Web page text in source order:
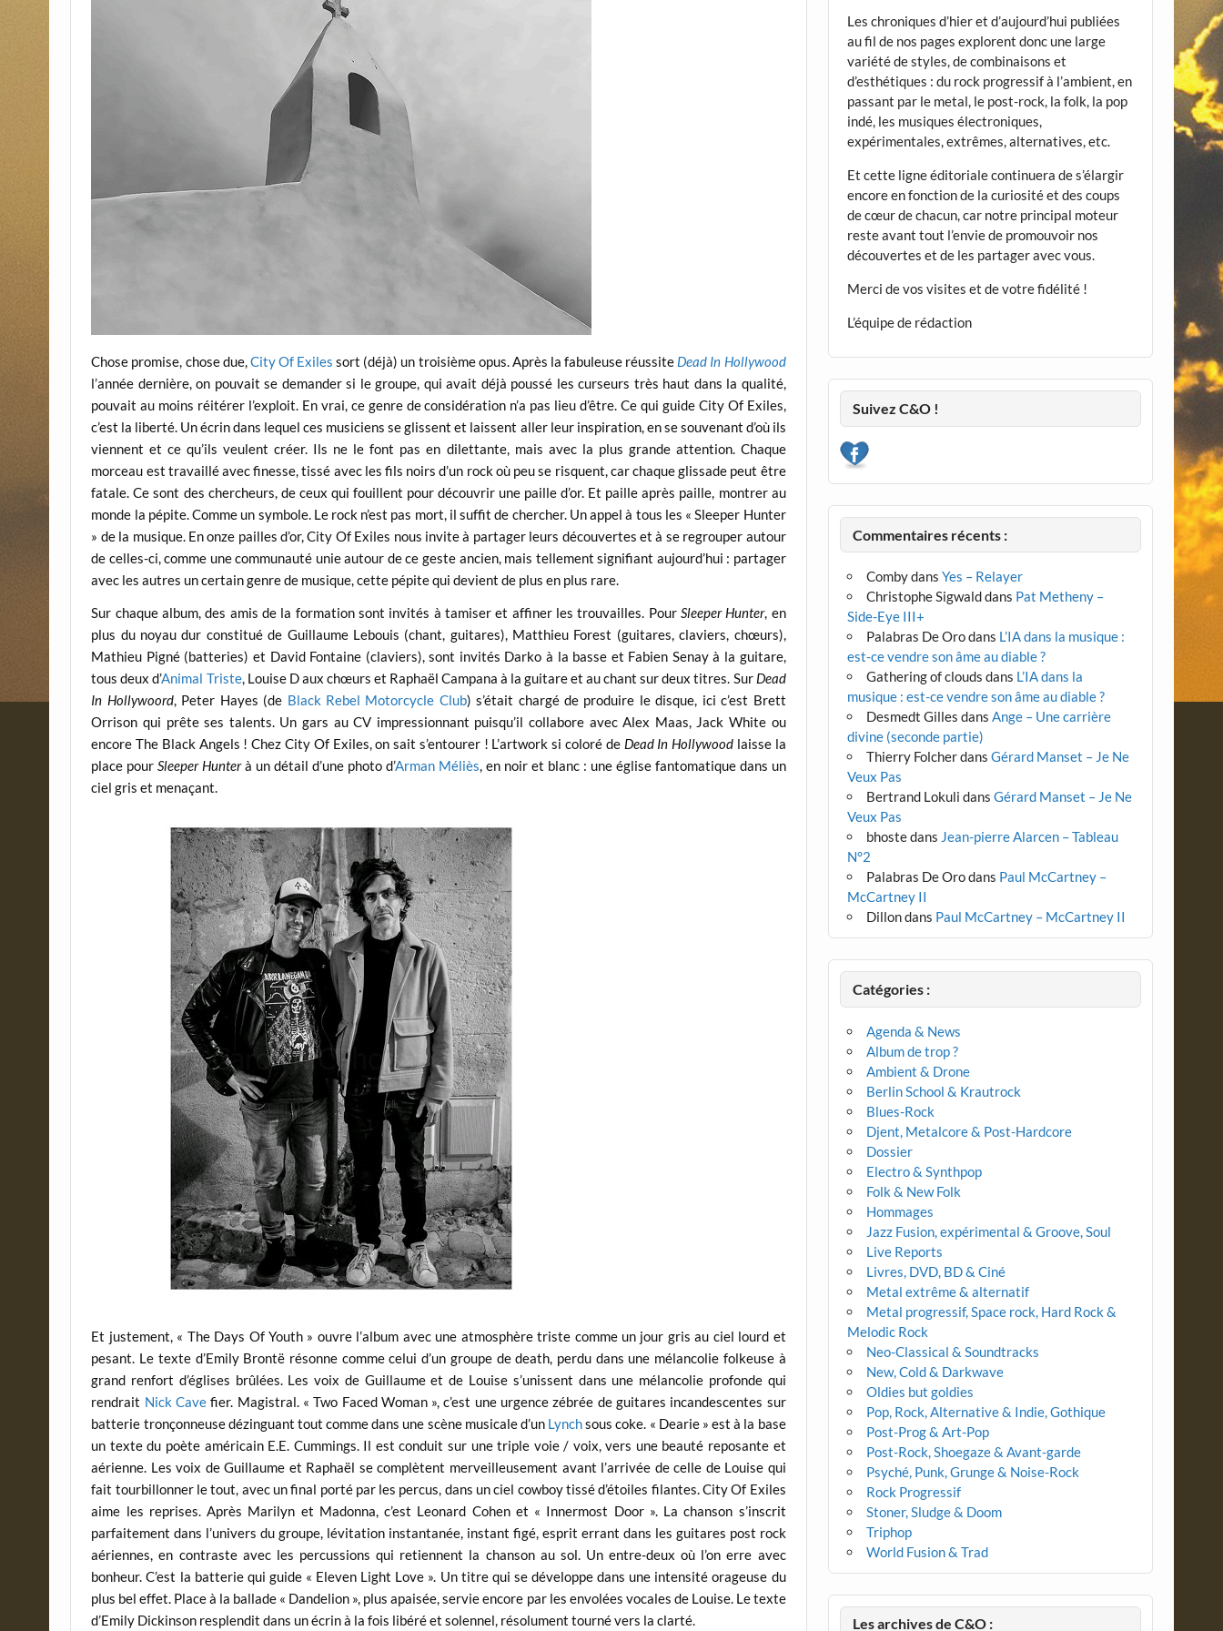
Chose promise, chose due,City Of Exiles sort (déjà) un troisième opus. Après la fabuleuse réussite Dead In Hollywood
l’année dernière, on pouvait se demander si le groupe, qui avait déjà poussé les curseurs très haut dans la qualité,
pouvait au moins réitérer l’exploit. En vrai, ce genre de considération n’a pas lieu d’être. Ce qui guide City Of Exiles,
c’est la liberté. Un écrin dans lequel ces musiciens se glissent et laissent aller leur inspiration, en se souvenant d’où ils
viennent et ce qu’ils veulent créer. Ils ne le font pas en dilettante, mais avec la plus grande attention. Chaque
morceau est travaillé avec finesse, tissé avec les fils noirs d’un rock où peu se risquent, car chaque glissade peut être
fatale. Ce sont des chercheurs, de ceux qui fouillent pour découvrir une paille d’or. Et paille après paille, montrer au
monde la pépite. Comme un symbole. Le rock n’est pas mort, il suffit de chercher. Un appel à tous les « Sleeper Hunter
» de la musique. En onze pailles d’or, City Of Exiles nous invite à partager leurs découvertes et à se regrouper autour
de celles-ci, comme une communauté unie autour de ce geste ancien, mais tellement signifiant aujourd’hui : partager
avec les autres un certain genre de musique, cette pépite qui devient de plus en plus rare.
Sur chaque album, des amis de la formation sont invités à tamiser et affiner les trouvailles. Pour Sleeper Hunter, en
plus du noyau dur constitué de Guillaume Lebouis (chant, guitares), Matthieu Forest (guitares, claviers, chœurs),
Mathieu Pigné (batteries) et David Fontaine (claviers), sont invités Darko à la basse et Fabien Senay à la guitare,
tous deux d’Animal Triste, Louise D aux chœurs et Raphaël Campana à la guitare et au chant sur deux titres. Sur Dead
In Hollywoord, Peter Hayes (de Black Rebel Motorcycle Club) s’était chargé de produire le disque, ici c’est Brett
Orrison qui prête ses talents. Un gars au CV impressionnant puisqu’il collabore avec Alex Maas, Jack White ou
encore The Black Angels ! Chez City Of Exiles, on sait s’entourer ! L’artwork si coloré de Dead In Hollywood laisse la
place pourSleeper Hunterà un détail d’une photo d’Arman Méliès, en noir et blanc : une église fantomatique dans un
ciel gris et menaçant.
Et justement, « The Days Of Youth » ouvre l’album avec une atmosphère triste comme un jour gris au ciel lourd et
pesant. Le texte d’Emily Brontë résonne comme celui d’un groupe de death, perdu dans une mélancolie folkeuse à
grand renfort d’églises brûlées. Les voix de Guillaume et de Louise s’unissent dans une mélancolie profonde qui
rendrait Nick Cavefier. Magistral. « Two Faced Woman », c’est une urgence zébrée de guitares incandescentes sur
batterie tronçonneuse dézinguant tout comme dans une scène musicale d’un Lynchsous coke. « Dearie » est à la base
un texte du poète américain E.E. Cummings. Il est conduit sur une triple voie / voix, vers une beauté reposante et
aérienne. Les voix de Guillaume et Raphaël se complètent merveilleusement avant l’arrivée de celle de Louise qui
fait tourbillonner le tout, avec un final porté par les percus, dans un ciel cowboy tissé d’étoiles filantes. City Of Exiles
aime les reprises. Après Marilyn et Madonna, c’est Leonard Cohen et « Innermost Door ». La chanson s’inscrit
parfaitement dans l’univers du groupe, lévitation instantanée, instant figé, esprit errant dans les guitares post rock
aériennes, en contraste avec les percussions qui retiennent la chanson au sol. Un entre-deux où l’on erre avec
bonheur. C’est la batterie qui guide « Eleven Light Love ». Un titre qui se développe dans une intensité orageuse du
plus bel effet. Place à la ballade « Dandelion », plus apaisée, servie encore par les envolées vocales de Louise. Le texte
d’Emily Dickinson resplendit dans un écrin à la fois libéré et solennel, résolument tourné vers la clarté.
Les chroniques d’hier et d’aujourd’hui publiées
au fil de nos pages explorent donc une large
variété de styles, de combinaisons et
d’esthétiques : du rock progressif à l’ambient, en
passant par le metal, le post-rock, la folk, la pop
indé, les musiques électroniques,
expérimentales, extrêmes, alternatives, etc.
Et cette ligne éditoriale continuera de s’élargir
encore en fonction de la curiosité et des coups
de cœur de chacun, car notre principal moteur
reste avant tout l’envie de promouvoir nos
découvertes et de les partager avec vous.
Merci de vos visites et de votre fidélité !
L’équipe de rédaction
Suivez C&O !
Commentaires récents :
CombydansYes – Relayer
Christophe Sigwalddans Pat Metheny –
Side-Eye III+
Palabras De Orodans L’IA dans la musique :
est-ce vendre son âme au diable ?
Gathering of clouds dans L’IA dans la
musique : est-ce vendre son âme au diable ?
Desmedt Gilles dansAnge – Une carrière
divine (seconde partie)
Thierry FolcherdansGérard Manset – Je Ne
Veux Pas
Bertrand Lokuli dansGérard Manset – Je Ne
Veux Pas
bhostedans Jean-pierre Alarcen – Tableau
N°2
Palabras De Orodans Paul McCartney –
McCartney II
Dillondans Paul McCartney – McCartney II
Catégories :
Agenda & News
Album de trop ?
Ambient & Drone
Berlin School & Krautrock
Blues-Rock
Djent, Metalcore & Post-Hardcore
Dossier
Electro & Synthpop
Folk & New Folk
Hommages
Jazz Fusion, expérimental & Groove, Soul
Live Reports
Livres, DVD, BD & Ciné
Metal extrême & alternatif
Metal progressif, Space rock, Hard Rock &
Melodic Rock
Neo-Classical & Soundtracks
New, Cold & Darkwave
Oldies but goldies
Pop, Rock, Alternative & Indie, Gothique
Post-Prog & Art-Pop
Post-Rock, Shoegaze & Avant-garde
Psyché, Punk, Grunge & Noise-Rock
Rock Progressif
Stoner, Sludge & Doom
Triphop
World Fusion & Trad
Les archives de C&O :